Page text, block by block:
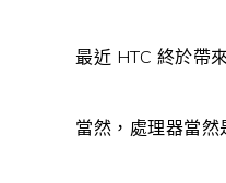
最近 HTC 終於帶
當然，處理器當